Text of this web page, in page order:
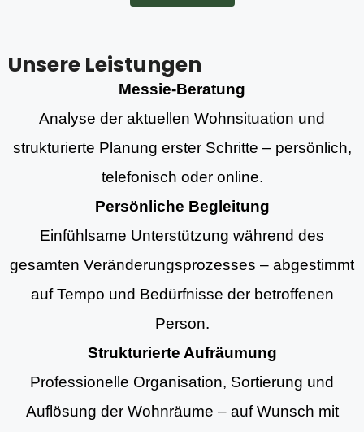
Unsere Leistungen
Messie-Beratung
Analyse der aktuellen Wohnsituation und
strukturierte Planung erster Schritte – persönlich,
telefonisch oder online.
Persönliche Begleitung
Einfühlsame Unterstützung während des
gesamten Veränderungsprozesses – abgestimmt
auf Tempo und Bedürfnisse der betroffenen
Person.
Strukturierte Aufräumung
Professionelle Organisation, Sortierung und
Auflösung der Wohnräume – auf Wunsch mit